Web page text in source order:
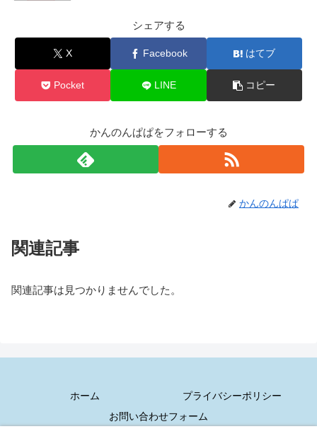
シェアする
X Facebook はてブ
Pocket LINE コピー
かんのんぱぱをフォローする
かんのんぱぱ
関連記事
関連記事は見つかりませんでした。
ホーム
プライバシーポリシー
お問い合わせフォーム